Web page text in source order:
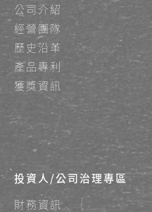
公司介紹
經營團隊
歷史沿革
產品專利
獲獎資訊
投資人/公司治理專區
財務資訊